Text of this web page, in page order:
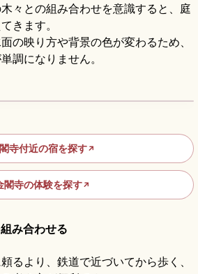
々との組み合わせを意識すると、庭
きます。
の映り方や背景の色が変わるため、
調になりません。
利殿・鏡湖池・庭園を
寺付近の宿を探す↗
閣寺の体験を探す↗
み合わせる
るより、鉄道で近づいてから歩く、